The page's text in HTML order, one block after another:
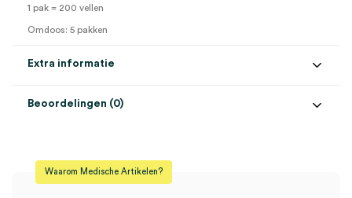
1 pak = 200 vellen
Omdoos: 5 pakken
Extra informatie
Steriel onsteriel
Beoordelingen (0)
Er zijn nog geen beoordelingen.
Waarom Medische Artikelen?